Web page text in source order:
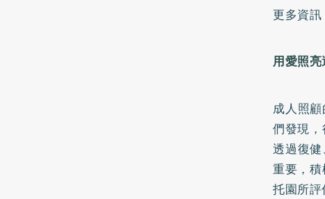
更多資訊
用愛照
成人照
們發現
透過復
重要，
托園所評